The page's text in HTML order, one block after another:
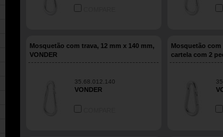
Mosquetão com trava, 12 mm x 140 mm,
VONDER
35.68.012.140
VONDER
Mosquetão com
cartela com 2